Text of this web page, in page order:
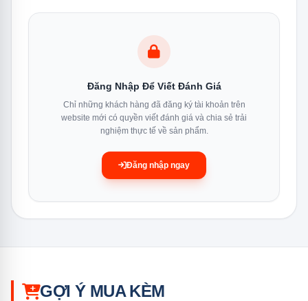
đá 53 lít)
216 lít
Bảo hành máy
Đăng Nhập Để Viết Đánh Giá
Chỉ những khách hàng đã đăng ký tài khoản trên
website mới có quyền viết đánh giá và chia sẻ trải
nghiệm thực tế về sản phẩm.
Đăng nhập ngay
GỢI Ý MUA KÈM